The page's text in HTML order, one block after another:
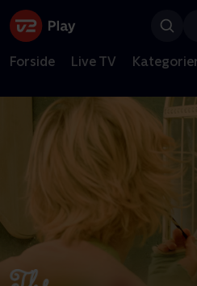
Forside Live TV